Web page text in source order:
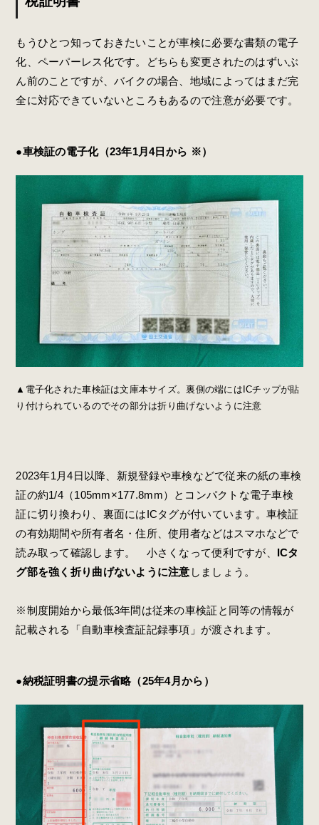
もうひとつ知っておきたいことが車検に必要な書類の電子
化、ペーパーレス化です。どちらも変更されたのはずいぶ
ん前のことですが、バイクの場合、地域によってはまだ完
全に対応できていないところもあるので注意が必要です。
●車検証の電子化（23年1月4日から ※）
▲電子化された車検証は文庫本サイズ。裏側の端にはICチップが貼
り付けられているのでその部分は折り曲げないように注意
2023年1月4日以降、新規登録や車検などで従来の紙の車検
証の約1/4（105mm×177.8mm）とコンパクトな電子車検
証に切り換わり、裏面にはICタグが付いています。車検証
の有効期間や所有者名・住所、使用者などはスマホなどで
読み取って確認します。 小さくなって便利ですが、 ICタ
グ部を強く折り曲げないように注意 しましょう。
※制度開始から最低3年間は従来の車検証と同等の情報が
記載される「自動車検査証記録事項」が渡されます。
●納税証明書の提示省略（25年4月から）